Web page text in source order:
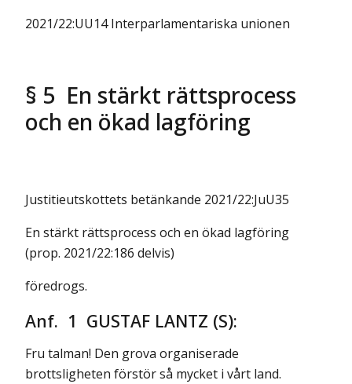
2021/22:UU14 Interparlamentariska unionen
§ 5 En stärkt rättsprocess
och en ökad lagföring
Justitieutskottets betänkande 2021/22:JuU35
En stärkt rättsprocess och en ökad lagföring
(prop. 2021/22:186 delvis)
föredrogs.
Anf. 1 GUSTAF LANTZ (S):
Fru talman! Den grova organiserade
brottsligheten förstör så mycket i vårt land.